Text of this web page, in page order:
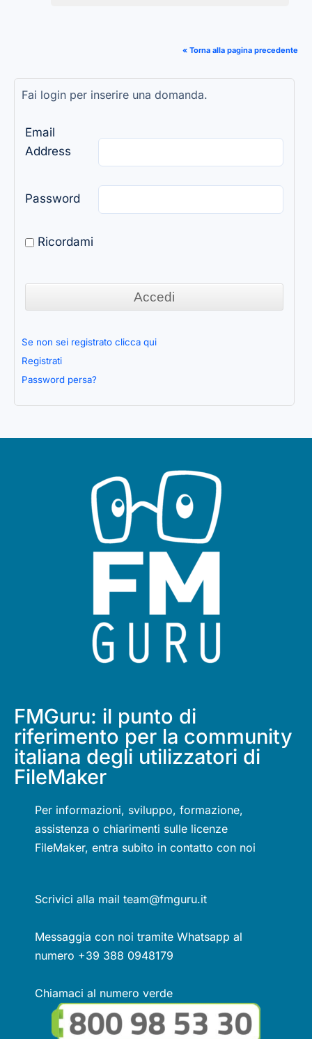
« Torna alla pagina precedente
Fai login per inserire una domanda.
Email
Address
Password
Ricordami
Se non sei registrato clicca qui
Registrati
Password persa?
FMGuru: il punto di
riferimento per la community
italiana degli utilizzatori di
FileMaker
Per informazioni, sviluppo, formazione,
assistenza o chiarimenti sulle licenze
FileMaker, entra subito in contatto con noi
Scrivici alla mail team@fmguru.it
Messaggia con noi tramite Whatsapp al
numero +39 388 0948179
Chiamaci al numero verde